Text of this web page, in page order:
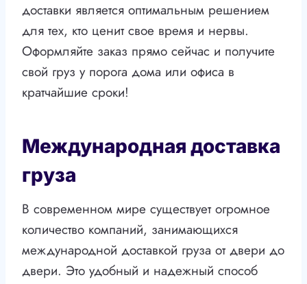
доставки является оптимальным решением
для тех, кто ценит свое время и нервы.
Оформляйте заказ прямо сейчас и получите
свой груз у порога дома или офиса в
кратчайшие сроки!
Международная доставка
груза
В современном мире существует огромное
количество компаний, занимающихся
международной доставкой груза от двери до
двери. Это удобный и надежный способ